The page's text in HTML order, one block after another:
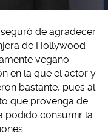
de agradecer
de Hollywood
vegano
en la que el actor y
bastante, pues al
que provenga de
podido consumir la